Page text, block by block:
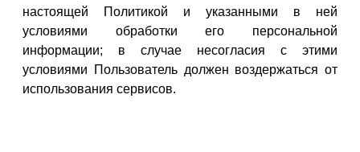
настоящей Политикой и указанными в ней
условиями обработки его персональной
информации; в случае несогласия с этими
условиями Пользователь должен воздержаться от
использования сервисов.